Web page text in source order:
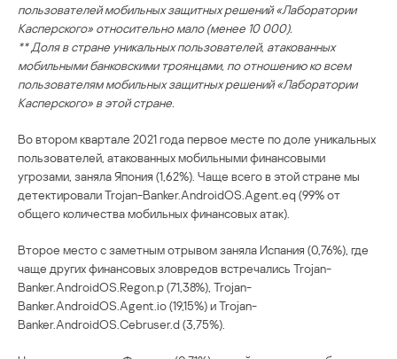
пользователей мобильных защитных решений «Лаборатории
Касперского» относительно мало (менее 10 000).
** Доля в стране уникальных пользователей, атакованных
мобильными банковскими троянцами, по отношению ко всем
пользователям мобильных защитных решений «Лаборатории
Касперского» в этой стране.
Во втором квартале 2021 года первое месте по доле уникальных
пользователей, атакованных мобильными финансовыми
угрозами, заняла Япония (1,62%). Чаще всего в этой стране мы
детектировали Trojan-Banker.AndroidOS.Agent.eq (99% от
общего количества мобильных финансовых атак).
Второе место с заметным отрывом заняла Испания (0,76%), где
чаще других финансовых зловредов встречались Trojan-
Banker.AndroidOS.Regon.p (71,38%), Trojan-
Banker.AndroidOS.Agent.io (19,15%) и Trojan-
Banker.AndroidOS.Cebruser.d (3,75%).